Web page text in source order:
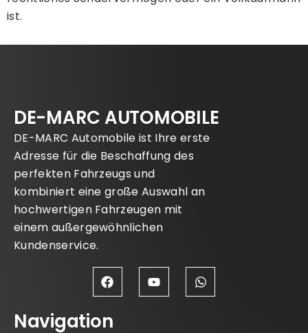
ist.
DE-MARC AUTOMOBILE
DE-MARC Automobile ist Ihre erste
Adresse für die Beschaffung des
perfekten Fahrzeugs und
kombiniert eine große Auswahl an
hochwertigen Fahrzeugen mit
einem außergewöhnlichen
Kundenservice.
Navigation